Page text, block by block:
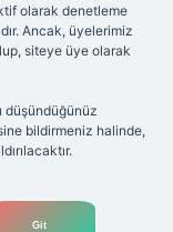
olarak denetleme
Ancak, üyelerimiz
siteye üye olarak
düşündüğünüz
bildirmeniz halinde,